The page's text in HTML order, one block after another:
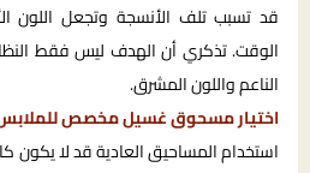
قد تسبب تلف الأنسجة وتجعل اللون
الوقت. تذكري أن الهدف ليس فقط
الناعم واللون المشرق.
اختيار مسحوق غسيل مخصص للملابس
استخدام المساحيق العادية قد لا يكون